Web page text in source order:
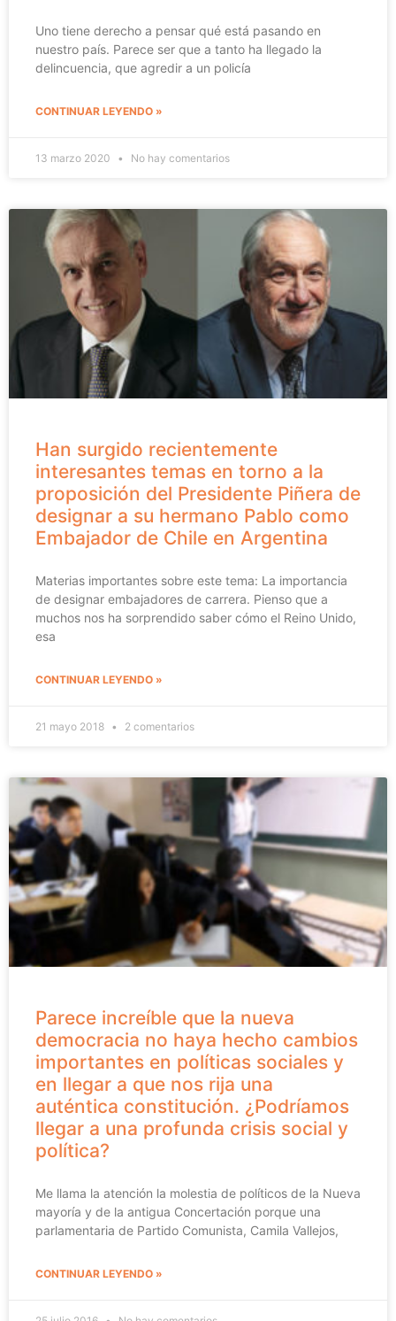
Uno tiene derecho a pensar qué está pasando en
nuestro país. Parece ser que a tanto ha llegado la
delincuencia, que agredir a un policía
CONTINUAR LEYENDO »
13 marzo 2020 No hay comentarios
Han surgido recientemente
interesantes temas en torno a la
proposición del Presidente Piñera de
designar a su hermano Pablo como
Embajador de Chile en Argentina
Materias importantes sobre este tema: La importancia
de designar embajadores de carrera. Pienso que a
muchos nos ha sorprendido saber cómo el Reino Unido,
esa
CONTINUAR LEYENDO »
21 mayo 2018 2 comentarios
Parece increíble que la nueva
democracia no haya hecho cambios
importantes en políticas sociales y
en llegar a que nos rija una
auténtica constitución. ¿Podríamos
llegar a una profunda crisis social y
política?
Me llama la atención la molestia de políticos de la Nueva
mayoría y de la antigua Concertación porque una
parlamentaria de Partido Comunista, Camila Vallejos,
CONTINUAR LEYENDO »